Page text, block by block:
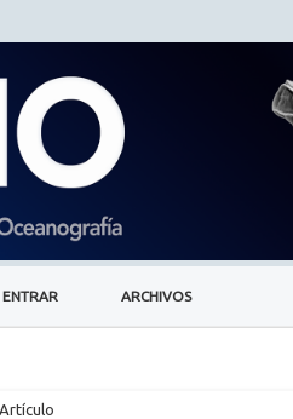
ENTRAR ARCHIVOS
Artículo